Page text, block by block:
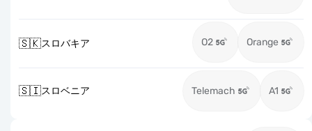
🇸🇰スロバキア O2 Orange
🇸🇮スロベニア Telemach A1